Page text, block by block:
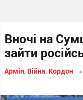
Вночі на
зайти
Армія, Війна, Кордон